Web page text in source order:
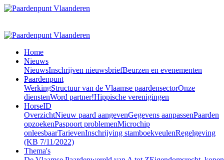
Home
Nieuws
NieuwsInschrijven nieuwsbriefBeurzen en evenementen
Paardenpunt
WerkingStructuur van de Vlaamse paardensectorOnze
dienstenWord partner!Hippische verenigingen
HorseID
OverzichtNieuw paard aangevenGegevens aanpassenPaarden
opzoekenPaspoort problemenMicrochip
onleesbaarTarievenInschrijving stamboekveulenRegelgeving
(KB 7/11/2022)
Thema's